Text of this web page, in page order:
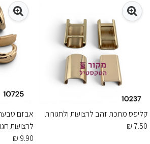
קליפס מתכת זהב לרצועות ולחגורות
7.50 ₪
אבזם
לרצועות
9.90 ₪